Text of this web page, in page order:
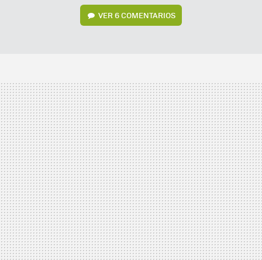
VER6 COMENTARIOS